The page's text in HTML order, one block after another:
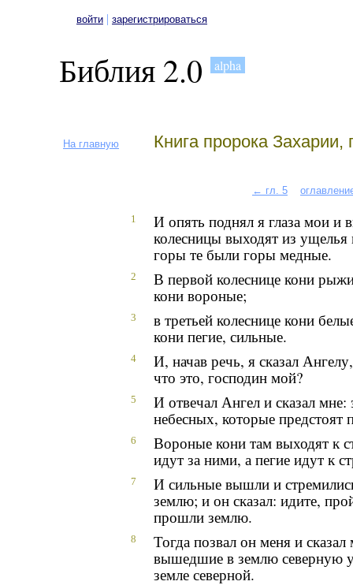
войти | зарегистрироваться
Библия 2.0 alpha
На главную Книга пророка Захарии,
← гл. 5
1
И опять поднял я глаза мои и
колесницы выходят из
горы те были горы медные.
2
В первой колеснице кони
кони вороные;
3
в третьей колеснице кони
кони пегие, сильные.
4
И, начав речь, я сказал
что это, господин мой?
5
И отвечал Ангел и сказал
небесных, которые предстоят
6
Вороные кони там выходят к
идут за ними, а пегие идут к
7
И сильные вышли и
землю; и он сказал: идите,
прошли землю.
8
Тогда позвал он меня и
вышедшие в землю северную
земле северной.